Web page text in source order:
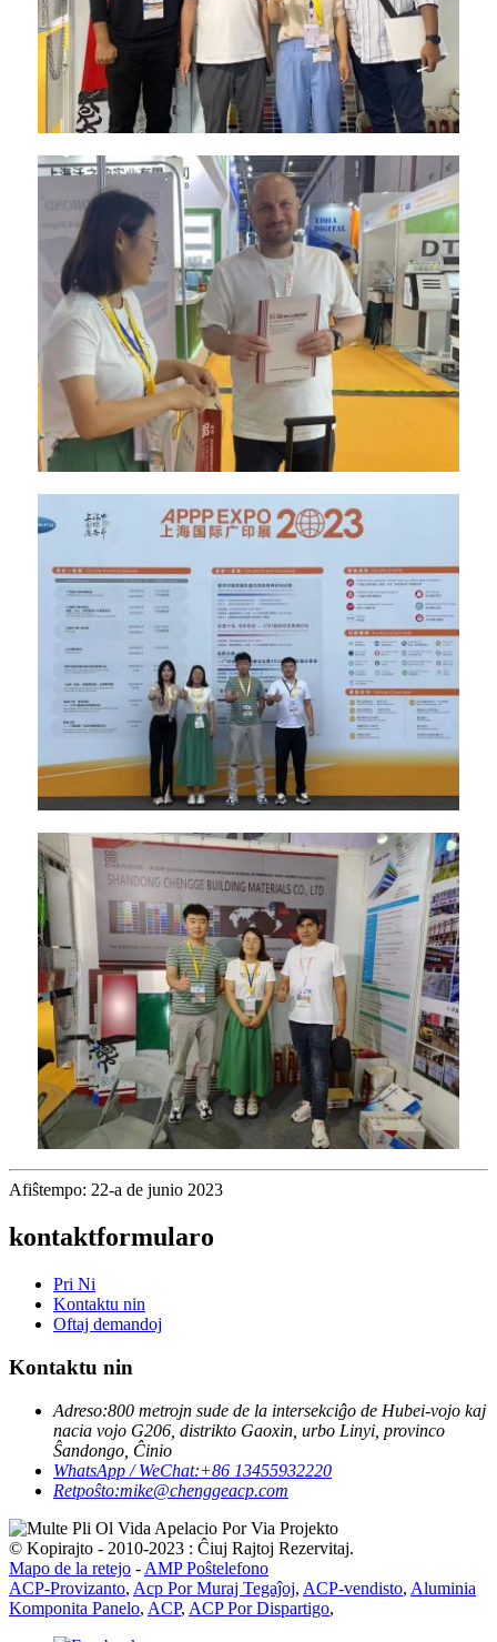
Afiŝtempo: 22-a de junio 2023
kontaktformularo
Pri Ni
Kontaktu nin
Oftaj demandoj
Kontaktu nin
Adreso:800 metrojn sude de la intersekciĝo de Hubei-vojo kaj
nacia vojo G206, distrikto Gaoxin, urbo Linyi, provinco
Ŝandongo, Ĉinio
WhatsApp / WeChat:+86 13455932220
Retpoŝto:mike@chenggeacp.com
© Kopirajto - 2010-2023 : Ĉiuj Rajtoj Rezervitaj.
Mapo de la retejo - AMP Poŝtelefono
ACP-Provizanto, Acp Por Muraj Tegaĵoj, ACP-vendisto, Aluminia
Komponita Panelo, ACP, ACP Por Dispartigo,